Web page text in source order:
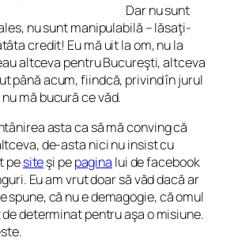
Dar nu sunt
nu sunt manipulabilă – lăsaţi-
credit! Eu mă uit la om, nu la
altceva pentru Bucureşti, altceva
până acum, fiindcă, privind în jurul
mă bucură ce văd.
asta ca să mă conving că
de-asta nici nu insist cu
pesiteşi pepagina lui de facebook
Eu am vrut doar să văd dacă ar
spune, că nu e demagogie, că omul
determinat pentru aşa o misiune.